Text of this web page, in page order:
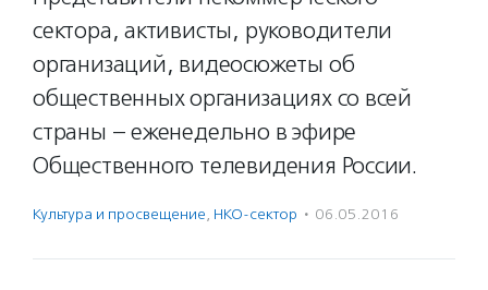
сектора, активисты, руководители
организаций, видеосюжеты об
общественных организациях со всей
страны – еженедельно в эфире
Общественного телевидения России.
Культура и просвещение, НКО-сектор · 06.05.2016